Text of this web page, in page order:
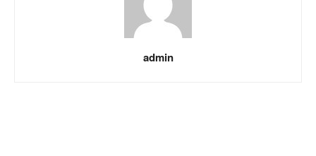
admin